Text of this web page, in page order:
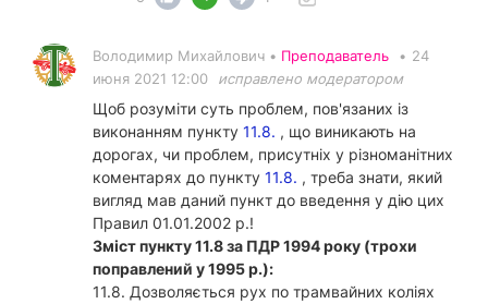
Володимир Михайлович • Преподаватель • 24
июня 2021 12:00
исправлено модератором
Щоб розуміти суть проблем, пов'язаних із
виконанням пункту 11.8. , що виникають на
дорогах, чи проблем, присутніх у різноманітних
коментарях до пункту 11.8. , треба знати, який
вигляд мав даний пункт до введення у дію цих
Правил 01.01.2002 р.!
Зміст пункту 11.8 за ПДР 1994 року (трохи
поправлений у 1995 р.):
11.8. Дозволяється рух по трамвайних коліях